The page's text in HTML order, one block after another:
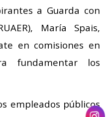
a Guarda con
María Spais,
en comisiones en
fundamentar los
empleados públicos